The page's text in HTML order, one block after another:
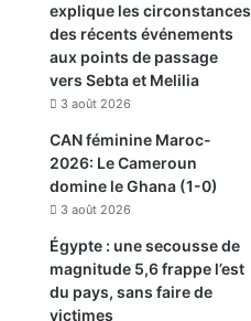
explique les circonstances
des récents événements
aux points de passage
vers Sebta et Melilia
3 août 2026
CAN féminine Maroc-
2026: Le Cameroun
domine le Ghana (1-0)
3 août 2026
Égypte : une secousse de
magnitude 5,6 frappe l’est
du pays, sans faire de
victimes